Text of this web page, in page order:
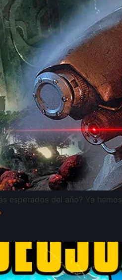
esperados del año? Ya